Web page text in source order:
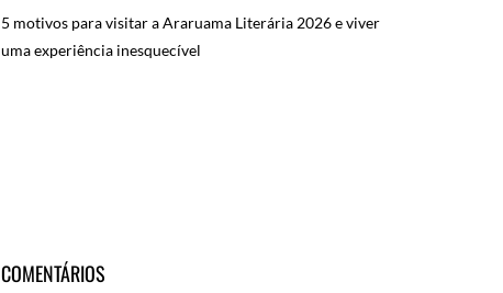
5 motivos para visitar a Araruama Literária 2026 e viver
uma experiência inesquecível
COMENTÁRIOS